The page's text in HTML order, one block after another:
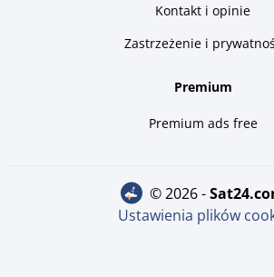
Kontakt i opinie
Zastrzeżenie i
Premium
Premium ads free
© 2026 -
Ustawienia plików